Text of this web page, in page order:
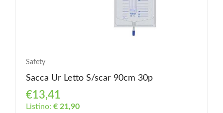
Safety
Sacca Ur Letto S/scar 90cm 30p
€13,41
Listino: € 21,90